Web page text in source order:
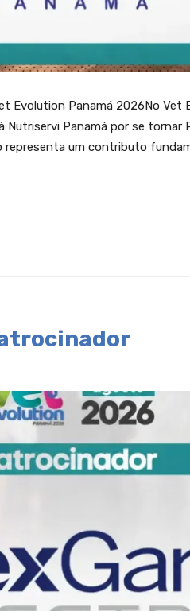
Evolution Panamá 2026No Vet
Nutriservi Panamá por se
representa um contributo